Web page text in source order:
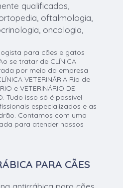
qualificados,
oftalmologia,
oncologia,
para cães e gatos
se tratar de CLÍNICA
por meio da empresa
VETERINÁRIA Rio de
e VETERINÁRIO DE
Tudo isso só é possível
especializados e as
Contamos com uma
para atender nossos
PARA CÃES